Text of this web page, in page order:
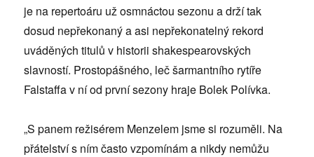
je na repertoáru už osmnáctou sezonu a drží tak
dosud nepřekonaný a asi nepřekonatelný rekord
uváděných titulů v historii shakespearovských
slavností. Prostopášného, leč šarmantního rytíře
Falstaffa v ní od první sezony hraje Bolek Polívka.
„S panem režisérem Menzelem jsme si rozuměli. Na
přátelství s ním často vzpomínám a nikdy nemůžu